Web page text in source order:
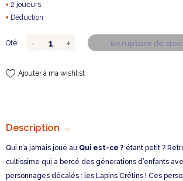
2 joueurs
Déduction
Qté: En rupture de
Ajouter à ma wishlist
Description
Qui n’a jamais joué au Qui est-ce ? étant petit ?
cultissime qui a bercé des générations d’enfants
personnages décalés : les Lapins Crétins ! Ces